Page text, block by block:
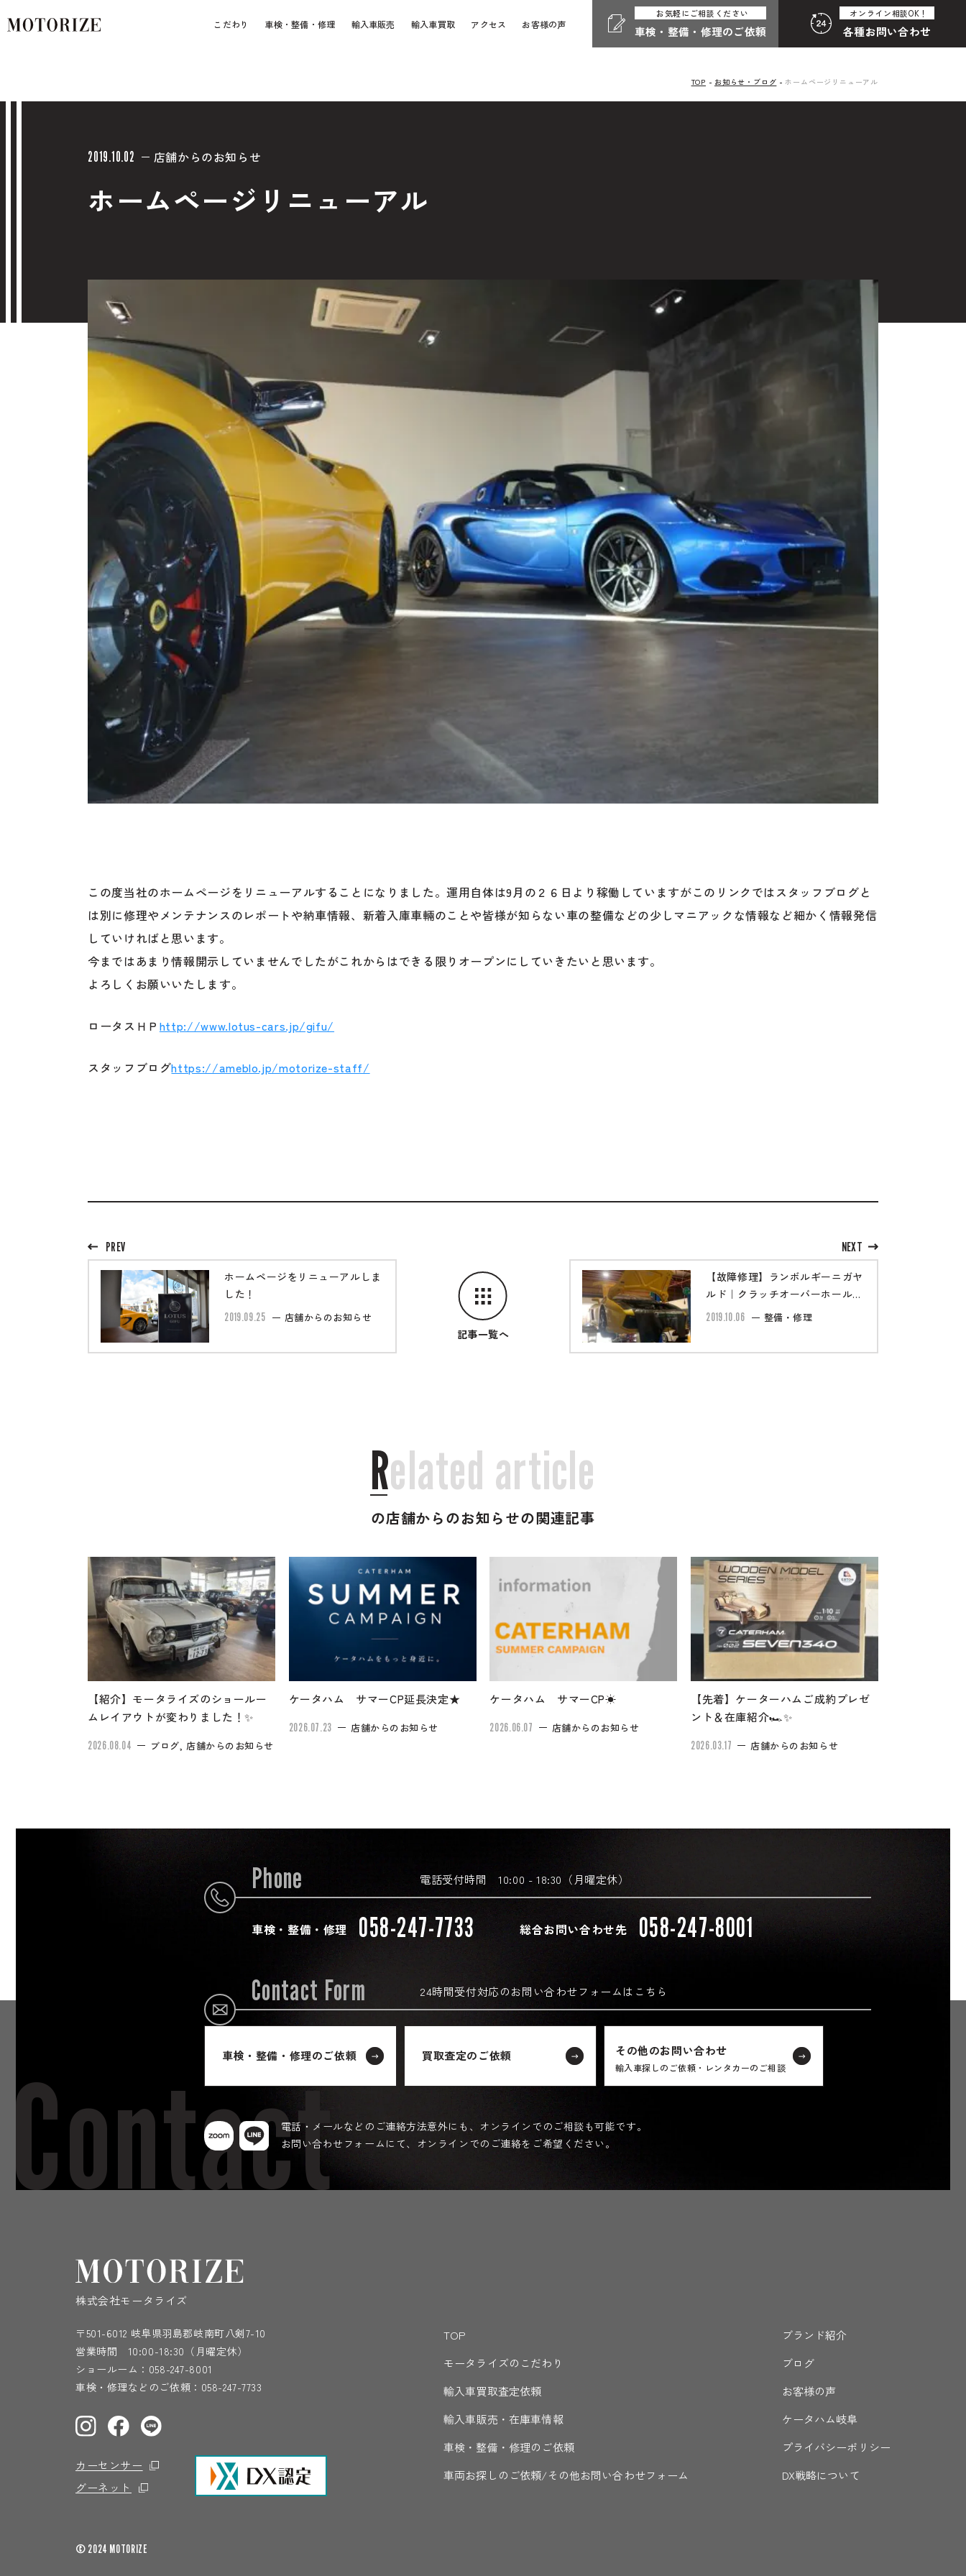
こだわり 車検・整備・修理 輸入車販売 輸入車買取 アクセス お客様の声
Phone 電話受付時間 10:00 - 18:30（月曜定休）
Contact Form
電話・メールなどのご連絡方法意外にも、オンラインでのご相談も可能です。
Contact Close
お気軽にご相談ください
車検・整備・ 修理のご依頼
オンライン相談OK！
各種お問い合わせ
TOP お知らせ・ブログ ホームページリニューアル
2019.10.02 店舗からのお知らせ
ホームページリニューアル
この度当社のホームページをリニューアルすることになりました。運用自体は9月の２６日より稼働していますがこのリンクではスタッフブログと
は別に修理やメンテナンスのレポートや納車情報、新着入庫車輛のことや皆様が知らない車の整備などの少しマニアックな情報など細かく情報発信
していければと思います。
今まではあまり情報開示していませんでしたがこれからはできる限りオープンにしていきたいと思います。
よろしくお願いいたします。
ロータスＨＰ http://www.lotus-cars.jp/gifu/
スタッフブログhttps://ameblo.jp/motorize-staff/
PREV
ホームページをリニューアルしま
した！
2019.09.25 店舗からのお知らせ
記事一覧へ
NEXT
【故障修理】ランボルギーニガヤ
ルド｜クラッチオーバーホール
パワステ故障
2019.10.06 整備・修理
Related article
の店舗からのお知らせの関連記事
【紹介】モータライズのショールー
ムレイアウトが変わりました！✨
2026.08.04 ブログ, 店舗からのお知らせ
ケータハム サマーCP延長決定★
2026.07.23 店舗からのお知らせ
ケータハム サマーCP☀
2026.06.07 店舗からのお知らせ
【先着】ケーターハムご成約プレゼ
ント＆在庫紹介🏎✨
2026.03.17 店舗からのお知らせ
Phone 電話受付時間 10:00 - 18:30（月曜定休）
車検・整備・修理 058-247-7733 総合お問い合わせ先 058-247-8001
Contact Form 24時間受付対応のお問い合わせフォームはこちら
車検・整備・修理のご依頼 買取査定のご依頼 その他のお問い合わせ
輸入車探しのご依頼・レンタカーのご相談
電話・メールなどのご連絡方法意外にも、オンラインでのご相談も可能です。
お問い合わせフォームにて、オンラインでのご連絡をご希望ください。
Contact
TOP
モータライズのこだわり
輸入車買取査定依頼
輸入車販売・在庫車情報
車検・整備・修理のご依頼
車両お探しのご依頼/その他お問い合わせフォーム
ブランド紹介
ブログ
お客様の声
ケータハム岐阜
プライバシーポリシー
DX戦略について
株式会社モータライズ
〒501-6012 岐阜県羽島郡岐南町八剣7-10
営業時間 10:00-18:30（月曜定休）
ショールーム： 058-247-8001
車検・修理などのご依頼： 058-247-7733
カーセンサー
グーネット
© 2024 MOTORIZE